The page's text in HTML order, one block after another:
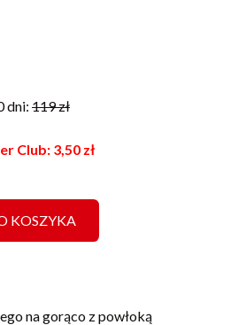
dni: 119zł
Club: 3,50 zł
KOSZYKA
na gorąco z powłoką